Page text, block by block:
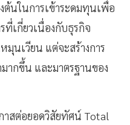
ต้นในการเข้าระดมทุนเพื่อ
ที่เกี่ยวเนื่องกับธุรกิจ
นเวียน แต่จะสร้างการ
กขึ้น และมาตรฐานของ
สต่อยอดวิสัยทัศน์ Total